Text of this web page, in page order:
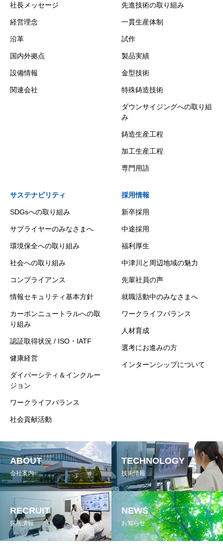
社長メッセージ
経営理念
沿革
国内外拠点
設備情報
関連会社
先進技術の取り組み
一貫生産体制
試作
製品実績
金型技術
特殊鋳造技術
ダウンサイジングへの取り組
み
鋳造生産工程
加工生産工程
専門用語
サステナビリティ
SDGsへの取り組み
サプライヤーのみなさまへ
環境保全への取り組み
社会への取り組み
コンプライアンス
情報セキュリティ基本方針
カーボンニュートラルへの取
り組み
認証取得状況 / ISO・IATF
健康経営
ダイバーシティ＆インクルー
ジョン
ワークライフバランス
社会貢献活動
採用情報
新卒採用
中途採用
福利厚生
中津川と周辺地域の魅力
先輩社員の声
就職活動中のみなさまへ
ワークライフバランス
人材育成
選考にお進みの方
インターンシップについて
ABOUT
会社案内
TECHNOLOGY
技術情報
RECRUIT
採用情報
NEWS
お知らせ